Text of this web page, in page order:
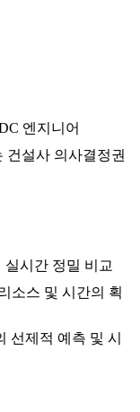
엔지니어
건설사 의사결정권
시간 정밀 비교
소스 및 시간의 획
선제적 예측 및 시